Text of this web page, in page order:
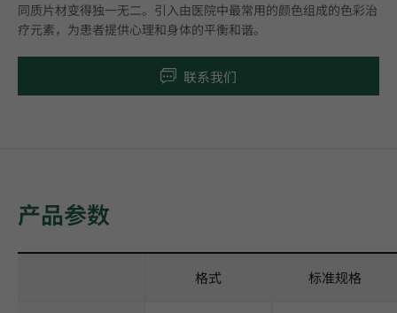
同质片材变得独一无二。引入由医院中最常用的颜色组成的色彩治
疗元素，为患者提供心理和身体的平衡和谐。
联系我们
产品参数
格式 标准规格